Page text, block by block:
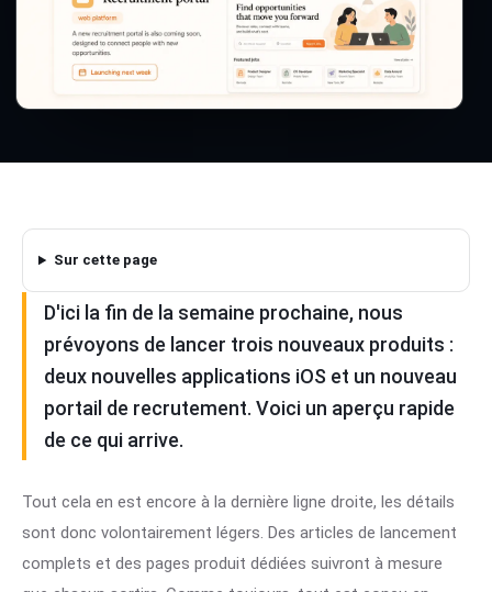
Sur cette page
D'ici la fin de la semaine prochaine, nous
prévoyons de lancer trois nouveaux produits :
deux nouvelles applications iOS et un nouveau
portail de recrutement. Voici un aperçu rapide
de ce qui arrive.
Tout cela en est encore à la dernière ligne droite, les détails
sont donc volontairement légers. Des articles de lancement
complets et des pages produit dédiées suivront à mesure